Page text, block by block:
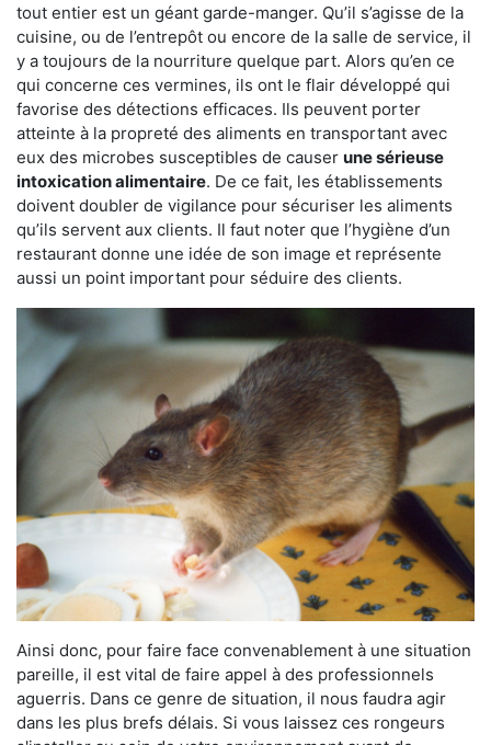
tout entier est un géant garde-manger. Qu’il s’agisse de la
cuisine, ou de l’entrepôt ou encore de la salle de service, il
y a toujours de la nourriture quelque part. Alors qu’en ce
qui concerne ces vermines, ils ont le flair développé qui
favorise des détections efficaces. Ils peuvent porter
atteinte à la propreté des aliments en transportant avec
eux des microbes susceptibles de causer une sérieuse
intoxication alimentaire. De ce fait, les établissements
doivent doubler de vigilance pour sécuriser les aliments
qu’ils servent aux clients. Il faut noter que l’hygiène d’un
restaurant donne une idée de son image et représente
aussi un point important pour séduire des clients.
Ainsi donc, pour faire face convenablement à une situation
pareille, il est vital de faire appel à des professionnels
aguerris. Dans ce genre de situation, il nous faudra agir
dans les plus brefs délais. Si vous laissez ces rongeurs